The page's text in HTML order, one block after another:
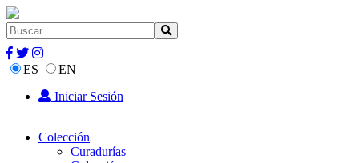
ES
EN
Iniciar Sesión
Colección
Curadurías